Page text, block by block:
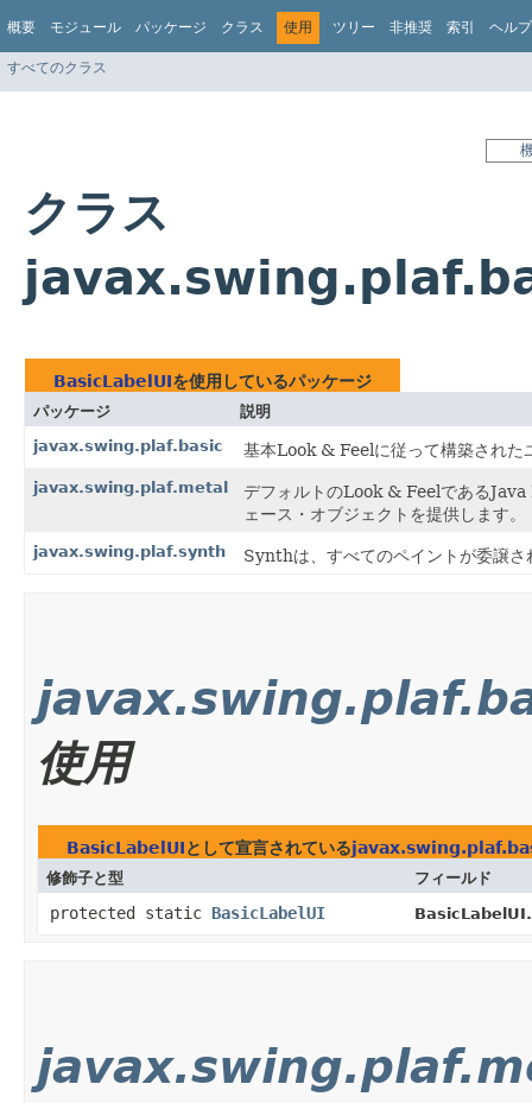
概要 モジュール パッケージ クラス 使用 ツリー 非推奨 索引 ヘルプ
すべてのクラス
クラス
BasicLabelUIを使用しているパッケージ
パッケージ
説明
javax.swing.plaf.basic
基本Look & Feelに従って構築された
javax.swing.plaf.metal
デフォルトのLook & Feelである
ェース・オブジェクトを提供します。
javax.swing.plaf.synth Synthは、すべてのペイントが委譲
使用
BasicLabelUIとして宣言されている
修飾子と型 フィールド
protected static BasicLabelUI BasicLabelUI.